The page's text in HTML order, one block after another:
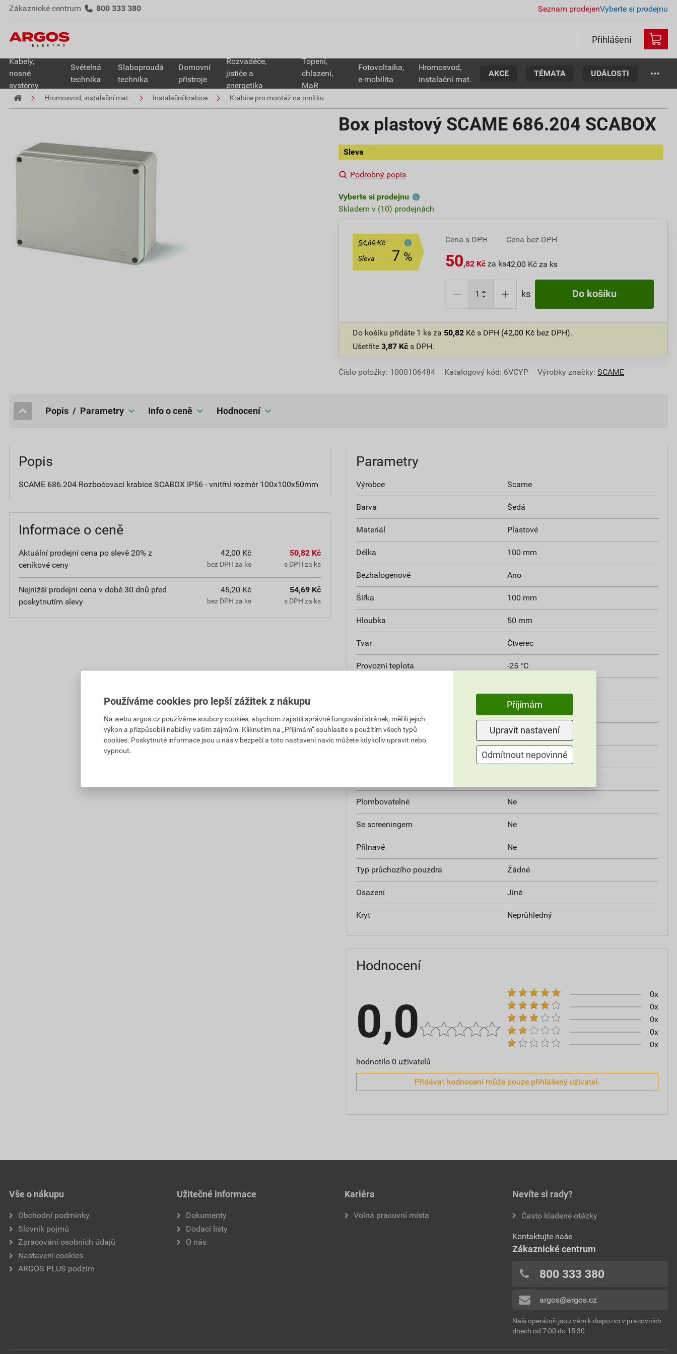
Zákaznické centrum 800 333 380 Seznam prodejenVyberte si prodejnu
Přihlášení
Kabely,
nosné
systémy
Světelná
technika
Slaboproudá
technika
Domovní
přístroje
Rozvaděče,
jističe a
energetika
Topení,
chlazení,
MaR
Fotovoltaika,
e-mobilita
Hromosvod,
instalační mat.
AKCE TÉMATA UDÁLOSTI
Hromosvod, instalační mat. Instalační krabice Krabice pro montáž na omítku
Box plastový SCAME 686.204 SCABOX
Sleva
Podrobný popis
Vyberte si prodejnu
Skladem v (10) prodejnách
54,69 Kč
Sleva
7 %
Cena s DPH
50,82 Kč za ks
Cena bez DPH
42,00 Kč za ks
ks Do košíku
Do košíku přidáte 1 ks za 50,82 Kč s DPH (42,00 Kč bez DPH).
Ušetříte 3,87 Kč s DPH.
Číslo položky: 1000106484 Katalogový kód: 6VCYP Výrobky značky: SCAME
popis / Parametry Info o ceně hodnocení
Popis
SCAME 686.204 Rozbočovací krabice SCABOX IP56 - vnitřní rozměr 100x100x50mm
Informace o ceně
Aktuální prodejní cena po slevě 20% z
ceníkové ceny
42,00 Kč
bez DPH za ks
50,82 Kč
s DPH za ks
Nejnižší prodejní cena v době 30 dnů před
poskytnutím slevy
45,20 Kč
bez DPH za ks
54,69 Kč
s DPH za ks
Parametry
Výrobce Scame
Barva Šedá
Materiál Plastové
Délka 100 mm
Bezhalogenové Ano
Šířka 100 mm
Hloubka 50 mm
Tvar Čtverec
Provozní teplota -25 °C
Montáž na stěnu/strop
Krytí (IP) IP56
Ne
Plombovatelné Ne
Se screeningem Ne
Přilnavé Ne
Typ průchozího pouzdra Žádné
Osazení Jiné
Kryt Neprůhledný
Hodnocení
0,0
hodnotilo 0 uživatelů
0x
0x
0x
0x
0x
Přidávat hodnocení může pouze přihlášený uživatel.
Vše o nákupu
Obchodní podmínky
Slovník pojmů
Zpracování osobních údajů
Nastavení cookies
ARGOS PLUS podzim
Užitečné informace
Dokumenty
Dodací listy
O nás
Kariéra
Volná pracovní místa
Nevíte si rady?
Často kladené otázky
Kontaktujte naše
Zákaznické centrum
800 333 380
argos@argos.cz
Naši operátoři jsou vám k dispozici v pracovních
dnech od 7:00 do 15:30
Používáme cookies pro lepší zážitek z nákupu
Na webu argos.cz používáme soubory cookies, abychom zajistili správné fungování stránek, měřili jejich
výkon a přizpůsobili nabídky vašim zájmům. Kliknutím na „Přijímám“ souhlasíte s použitím všech typů
cookies. Poskytnuté informace jsou u nás v bezpečí a toto nastavení navíc můžete kdykoliv upravit nebo
vypnout.
Přijímám
Upravit nastavení
Odmítnout nepovinné